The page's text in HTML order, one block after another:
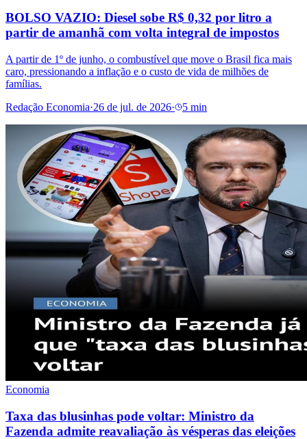
BOLSO VAZIO: Diesel sobe R$ 0,32 por litro a
partir de amanhã com volta integral de impostos
A partir de 1º de junho, o combustível que move o Brasil fica mais
caro, pressionando a inflação e o custo de vida de milhões de
famílias.
Redação Economia·26 de jul. de 2026· 5 min
Economia
Taxa das blusinhas pode voltar: Ministro da
Fazenda admite reavaliação às vésperas das eleições